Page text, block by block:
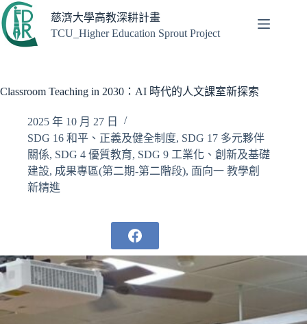
跳
至
主
容
慈濟大學高教深耕計畫
TCU_Higher Education Sprout Project
Classroom Teaching in 2030：AI 時代的人文課室新探索
2025 年 10 月 27 日
SDG 16 和平、正義及健全制度, SDG 17 多元夥伴
關係, SDG 4 優質教育, SDG 9 工業化、創新及基礎
建設, 成果專區(第二期-第二階段), 面向一 教學創
新精進